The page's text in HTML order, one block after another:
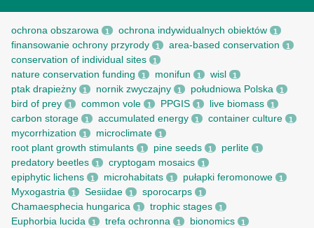
ochrona obszarowa 1 ochrona indywidualnych obiektów 1
finansowanie ochrony przyrody 1 area-based conservation 1
conservation of individual sites 1
nature conservation funding 1 monifun 1 wisl 1
ptak drapieżny 1 nornik zwyczajny 1 południowa Polska 1
bird of prey 1 common vole 1 PPGIS 1 live biomass 1
carbon storage 1 accumulated energy 1 container culture 1
mycorrhization 1 microclimate 1
root рlant growth stimulants 1 pine seeds 1 perlite 1
predatory beetles 1 cryptogam mosaics 1
epiphytic lichens 1 microhabitats 1 pułapki feromonowe 1
Myxogastria 1 Sesiidae 1 sporocarps 1
Chamaesphecia hungarica 1 trophic stages 1
Euphorbia lucida 1 trefa ochronna 1 bionomics 1